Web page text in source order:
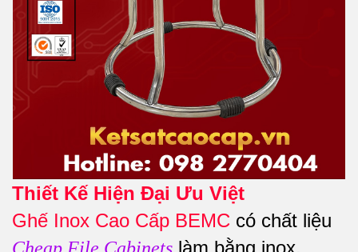
Thiết Kế Hiện Đại Ưu Việt
Ghế Inox Cao Cấp BEMC có chất liệu
làm bằng inox,